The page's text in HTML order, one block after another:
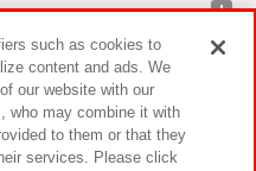
such as cookies to
content and ads. We
our website with our
who may combine it with
to them or that they
services. Please click